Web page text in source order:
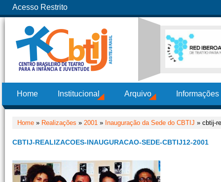
Acesso Restrito
Home Institucional Arquivo
Home » Realizações » 2001 » Inauguração da Sede do CBTIJ » cbtij-
CBTIJ-REALIZACOES-INAUGURACAO-SEDE-CBTIJ12-2001